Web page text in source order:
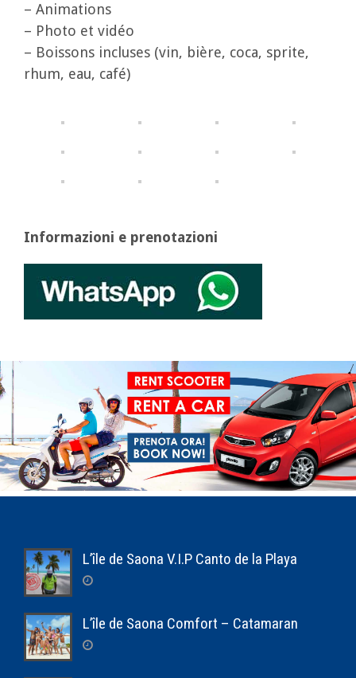
– Animations
– Photo et vidéo
– Boissons incluses (vin, bière, coca, sprite,
rhum, eau, café)
Informazioni e prenotazioni
L’île de Saona V.I.P Canto de la Playa
L’île de Saona Comfort – Catamaran